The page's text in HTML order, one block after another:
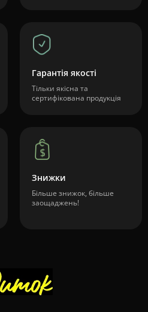
Гарантія якості
Тільки якісна та
сертифікована продукція
Знижки
Більше знижок, більше
заощаджень!